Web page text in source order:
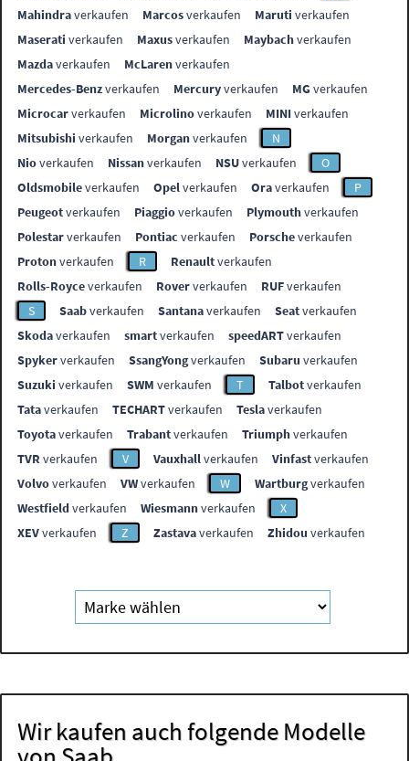
Mahindraverkaufen Marcosverkaufen Maruti verkaufen
Maserati verkaufen Maxusverkaufen Maybachverkaufen
Mazdaverkaufen McLarenverkaufen
Mercedes-Benzverkaufen Mercuryverkaufen MGverkaufen
Microcarverkaufen Microlinoverkaufen MINIverkaufen
Mitsubishi verkaufen Morganverkaufen
N
Nioverkaufen Nissanverkaufen NSUverkaufen
O
Oldsmobileverkaufen Opelverkaufen Oraverkaufen
P
Peugeotverkaufen Piaggioverkaufen Plymouthverkaufen
Polestarverkaufen Pontiac verkaufen Porscheverkaufen
Protonverkaufen R Renaultverkaufen
Rolls-Royceverkaufen Roververkaufen RUFverkaufen
S
Saabverkaufen Santanaverkaufen Seatverkaufen
Skodaverkaufen smartverkaufen speedARTverkaufen
Spykerverkaufen SsangYongverkaufen Subaru verkaufen
Suzuki verkaufen SWM verkaufen T Talbotverkaufen
Tataverkaufen TECHARTverkaufen Teslaverkaufen
Toyotaverkaufen Trabantverkaufen Triumphverkaufen
TVR verkaufen V Vauxhallverkaufen Vinfastverkaufen
Volvoverkaufen VWverkaufen W Wartburgverkaufen
Westfieldverkaufen Wiesmannverkaufen
X
XEVverkaufen Z Zastavaverkaufen Zhidou verkaufen
Wir kaufen auch folgende Modelle